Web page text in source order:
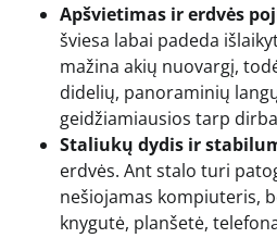
Apšvietimas ir erdvės
šviesa labai padeda
mažina akių nuovargį,
didelių, panoraminių
geidžiamiausios tarp
Staliukų dydis ir
erdvės. Ant stalo turi
nešiojamas kompiuteris,
knygutė, planšetė,